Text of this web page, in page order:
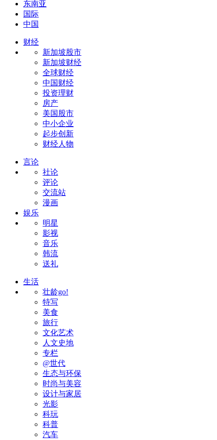
东南亚
国际
中国
财经
新加坡股市
新加坡财经
全球财经
中国财经
投资理财
房产
美国股市
中小企业
起步创新
财经人物
言论
社论
评论
交流站
漫画
娱乐
明星
影视
音乐
韩流
送礼
生活
壮龄go!
特写
美食
旅行
文化艺术
人文史地
专栏
@世代
生态与环保
时尚与美容
设计与家居
光影
科玩
科普
汽车